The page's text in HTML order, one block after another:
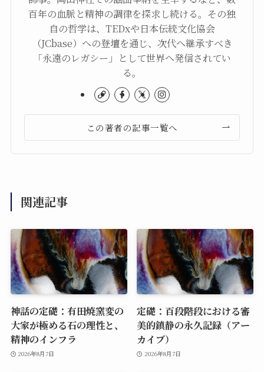
百年の血脈と精神の調律を探求し続ける。その独
自の哲学は、TEDxや日本伝統文化協会
（JCbase）への登壇を通じ、次代へ継承すべき
「永遠のレガシー」として世界へ発信されてい
る。
この著者の記事一覧へ
関連記事
神話の定礎：有田焼窯変の
大家が極める石の理性と、
精神のインフラ
2026年8月7日
定礎：百段階段における審
美的鎮静の永久記録（アー
カイブ）
2026年8月7日